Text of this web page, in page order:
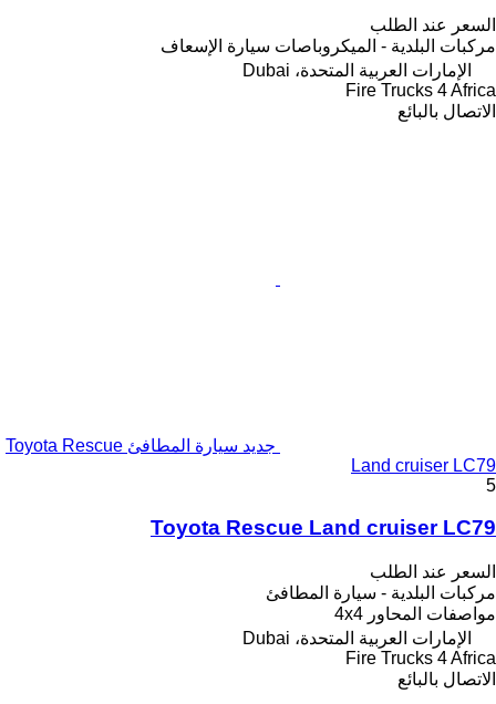
السعر عند الطلب
مركبات البلدية - الميكروباصات سيارة الإسعاف
الإمارات العربية المتحدة، Dubai
Fire Trucks 4 Africa
الاتصال بالبائع
جديد سيارة المطافئ Toyota Rescue
Land cruiser LC79
5
Toyota Rescue Land cruiser LC79
السعر عند الطلب
مركبات البلدية - سيارة المطافئ
مواصفات المحاور 4x4
الإمارات العربية المتحدة، Dubai
Fire Trucks 4 Africa
الاتصال بالبائع